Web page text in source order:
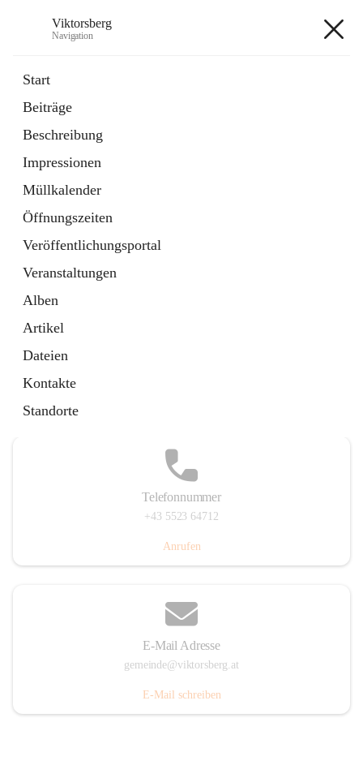
Viktorsberg
Navigation
Start
Beiträge
Beschreibung
Impressionen
Müllkalender
Öffnungszeiten
Veröffentlichungsportal
Veranstaltungen
Alben
Artikel
Dateien
Kontakte
Standorte
1 Schnellzugriff
Bürgerservice
10 Schnellzugriffe
Telefonnummer
+43 5523 64712
Anrufen
E-Mail Adresse
gemeinde@viktorsberg.at
E-Mail schreiben